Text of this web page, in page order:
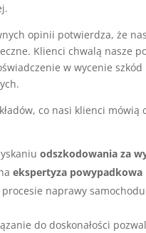
opinii potwierdza, że
Klienci chwalą nasze
w wycenie szkód
co nasi klienci mówią
odszkodowania za
ekspertyza powypadkowa
naprawy samochodu
do doskonałości